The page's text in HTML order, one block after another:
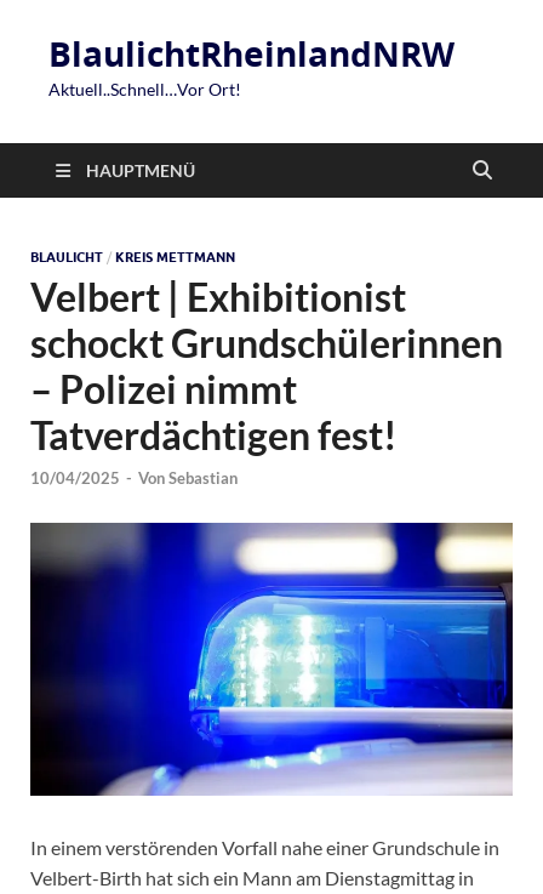
BlaulichtRheinlandNRW
Aktuell..Schnell…Vor Ort!
HAUPTMENÜ
BLAULICHT / KREIS METTMANN
Velbert | Exhibitionist
schockt Grundschülerinnen
– Polizei nimmt
Tatverdächtigen fest!
10/04/2025 - VonSebastian
In einem verstörenden Vorfall nahe einer Grundschule in
Velbert-Birth hat sich ein Mann am Dienstagmittag in